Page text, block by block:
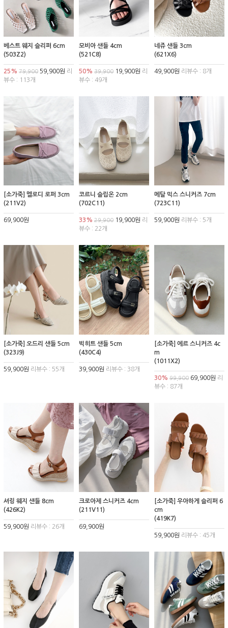
베스트 웨지 슬리퍼 6cm
(503Z2)
25% 79,900 59,900원 리
뷰수 : 113개
모비아 샌들 4cm
(521C8)
50% 39,90019,900원 리
뷰수 : 49개
네쥬 샌들 3cm
(621X6)
49,900원 리뷰수 : 8개
[소가죽] 멜로디 로퍼 3cm
(211V2)
69,900원
코르니 슬립온 2cm
(702C11)
33% 29,90019,900원 리
뷰수 : 22개
메탈 믹스 스니커즈 7cm
(723C11)
59,900원 리뷰수 : 5개
[소가죽] 오드리 샌들 5cm
(323J9)
59,900원 리뷰수 : 55개
빅히트 샌들 5cm
(430C4)
39,900원 리뷰수 : 38개
[소가죽] 에르 스니커즈 4c
m
(1011X2)
30% 99,90069,900원 리
뷰수 : 87개
셔링 웨지 샌들 8cm
(426K2)
59,900원 리뷰수 : 26개
크로아제 스니커즈 4cm
(211V11)
69,900원
[소가죽] 우아하게 슬리퍼 6
cm
(419K7)
59,900원 리뷰수 : 45개